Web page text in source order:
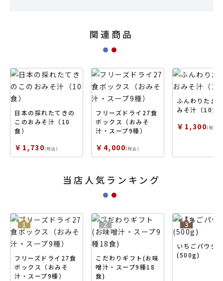
関連商品
日本の採れたてきの
このおみそ汁（10
食）
￥1,730(税込)
フリーズドライ27食
ボックス（おみそ
汁・スープ9種）
￥4,000(税込)
ふんわりたま
みそ汁（10食
￥1,300(税込)
当店人気ランキング
フリーズドライ27食
ボックス（おみそ
汁・スープ9種）
こだわりギフト(お味
噌汁・スープ9種18
食)
いちごパウダ
(500g)